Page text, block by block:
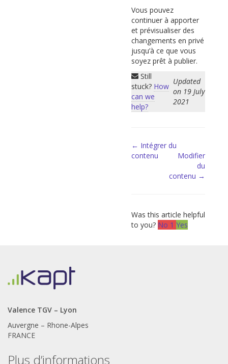
Vous pouvez
continuer à apporter
et prévisualiser des
changements en privé
jusqu’à ce que vous
soyez prêt à publier.
Still
stuck? How
can we
help?
Updated
on 19 July
2021
Doc
navigation
← Intégrer du
contenu
Modifier
du
contenu →
Was this article helpful
to you? No 1 Yes
Valence TGV – Lyon
Auvergne – Rhone-Alpes
FRANCE
Plus d’informations